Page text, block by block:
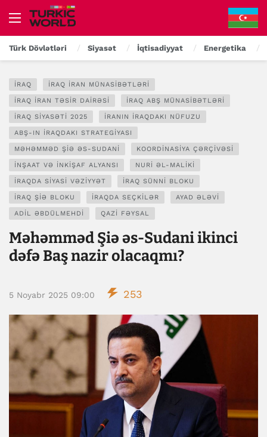
Türk Dövlətləri Siyasət İqtisadiyyat Energetika
İRAQ İRAQ İRAN MÜNASIBƏTLƏRI
İRAQ İRAN TƏSIR DAIRƏSI İRAQ ABŞ MÜNASIBƏTLƏRI
İRAQ SIYASƏTI 2025 İRANIN İRAQDAKI NÜFUZU
ABŞ-IN İRAQDAKI STRATEGIYASI
MƏHƏMMƏD ŞIƏ ƏS-SUDANI KOORDINASIYA ÇƏRÇIVƏSI
İNŞAAT VƏ İNKIŞAF ALYANSI NURI ƏL-MALIKI
İRAQDA SIYASI VƏZIYYƏT İRAQ SÜNNI BLOKU
İRAQ ŞIƏ BLOKU İRAQDA SEÇKILƏR AYAD ƏLƏVI
ADIL ƏBDÜLMEHDI QAZI FƏYSAL
Məhəmməd Şiə əs-Sudani ikinci
dəfə Baş nazir olacaqmı?
5 Noyabr 2025 09:00 253